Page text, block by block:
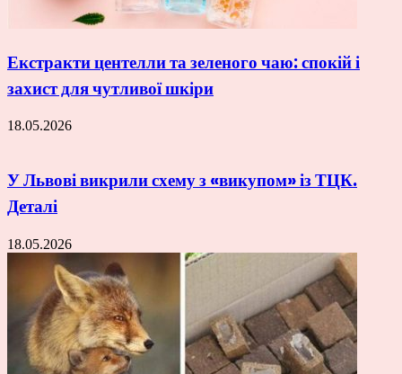
Екстракти центелли та зеленого чаю: спокій і
захист для чутливої шкіри
18.05.2026
У Львові викрили схему з «викупом» із ТЦК.
Деталі
18.05.2026